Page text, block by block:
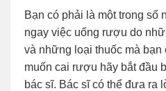
Bạn có phải là một trong
ngay việc uống rượu do
và những loại thuốc mà bạn
muốn cai rượu hãy bắt đầu
bác sĩ. Bác sĩ có thể đưa ra